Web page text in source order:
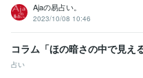
Ajaの易占い。
2023/10/08 10:46
コラム「ほの暗さの中で見え
占い